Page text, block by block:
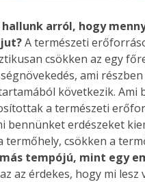
arról, hogy
A természeti
csökken az egy
ami
következik. Ami
a természeti
bennünket erdészeket
termőhely, csökken a
tempójú, mint egy
az érdekes, hogy mi